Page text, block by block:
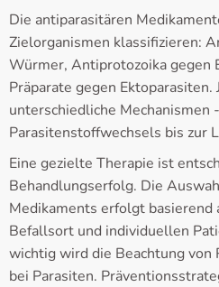
Die antiparasitären
Zielorganismen klassifizieren:
Würmer, Antiprotozoika gegen
Präparate gegen
unterschiedliche Mechanismen
Parasitenstoffwechsels bis zur
Eine gezielte Therapie ist
Behandlungserfolg. Die
Medikaments erfolgt basierend
Befallsort und individuellen
wichtig wird die Beachtung von
bei Parasiten.